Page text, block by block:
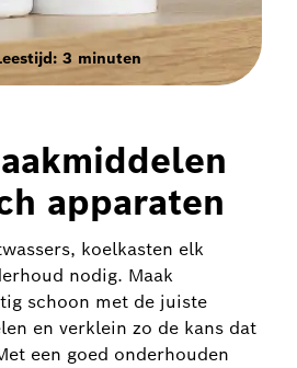
3 minuten
apparaten
koelkasten elk
nodig. Maak
schoon met de juiste
en verklein zo de kans dat
een goed onderhouden